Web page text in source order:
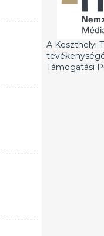
A Keszthelyi
Támogatási